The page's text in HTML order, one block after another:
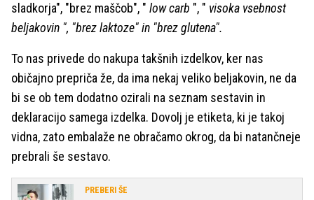
sladkorja", "brez maščob", " low carb ", " visoka vsebnost
beljakovin ", "brez laktoze" in "brez glutena".
To nas privede do nakupa takšnih izdelkov, ker nas
običajno prepriča že, da ima nekaj veliko beljakovin, ne da
bi se ob tem dodatno ozirali na seznam sestavin in
deklaracijo samega izdelka. Dovolj je etiketa, ki je takoj
vidna, zato embalaže ne obračamo okrog, da bi natančneje
prebrali še sestavo.
PREBERI ŠE